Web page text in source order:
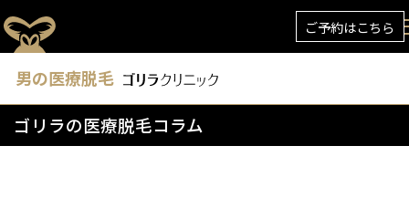
ご予約はこちら
男の医療脱毛
ゴリラの医療脱毛コラム